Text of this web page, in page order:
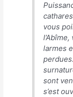
vous
larmes
sont
s’est